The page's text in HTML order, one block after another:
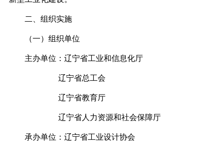
二、组织实施
（一）组织单位
主办单位：辽宁省工业和信息化厅
辽宁省总工会
辽宁省教育厅
辽宁省人力资源和社会保障厅
承办单位：辽宁省工业设计协会